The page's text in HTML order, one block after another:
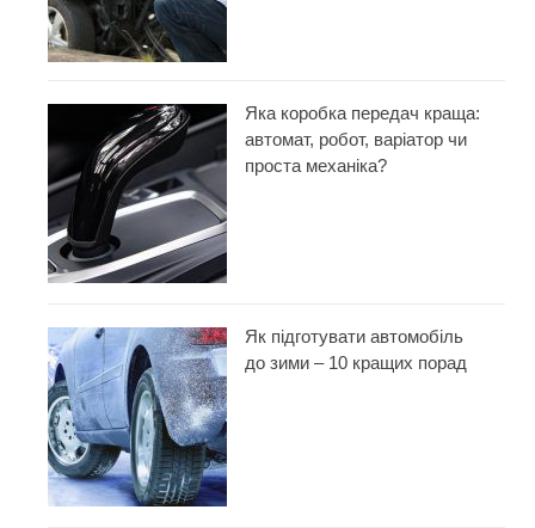
Яка коробка передач краща:
автомат, робот, варіатор чи
проста механіка?
Як підготувати автомобіль
до зими – 10 кращих порад